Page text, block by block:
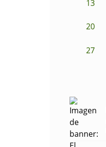
13
20
27